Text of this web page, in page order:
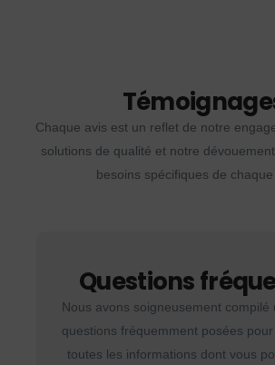
Chaque avis est un reflet de notre
solutions de qualité et notre
besoins spécifiques de chaque
Questions
Nous avons soigneusement compilé
questions fréquemment posées
toutes les informations dont vous